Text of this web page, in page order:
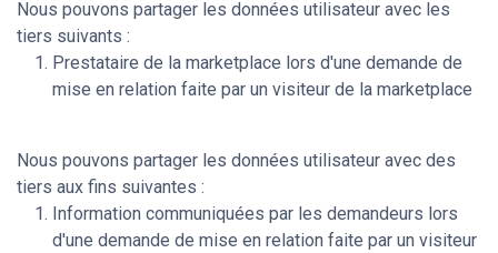
Nous pouvons partager les données utilisateur avec les
tiers suivants :
Prestataire de la marketplace lors d'une demande de
mise en relation faite par un visiteur de la marketplace
Nous pouvons partager les données utilisateur avec des
tiers aux fins suivantes :
Information communiquées par les demandeurs lors
d'une demande de mise en relation faite par un visiteur